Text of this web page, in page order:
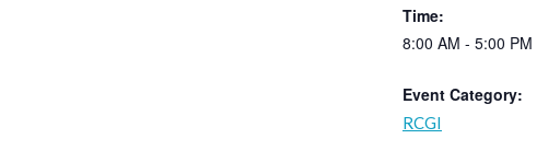
Time:
8:00 AM - 5:00 PM
Event Category:
RCGI